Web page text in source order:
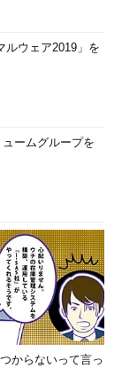
ウェア2019」を
ームグループを
からないって言っ